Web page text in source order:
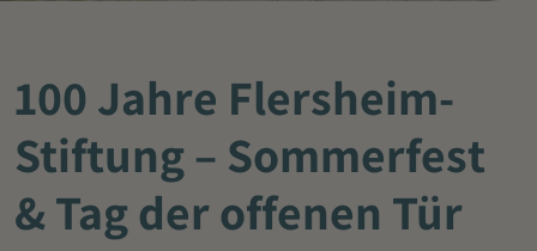
100 Jahre Flersheim-
Stiftung – Sommerfest
& Tag der offenen Tür